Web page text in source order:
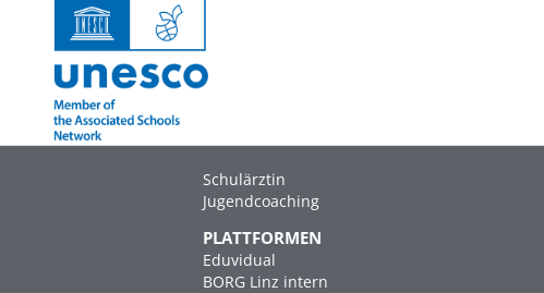
Schulärztin
Jugendcoaching
PLATTFORMEN
Eduvidual
BORG Linz intern